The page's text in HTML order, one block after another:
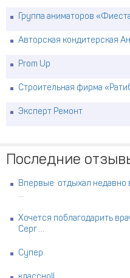
Группа аниматоров
Авторская кондитерская
Prom Up
Строительная фирма
Эксперт Ремонт
Последние
Впервые отдыхал недавно
...
Хочется поблагодарить
Серг ...
Супер